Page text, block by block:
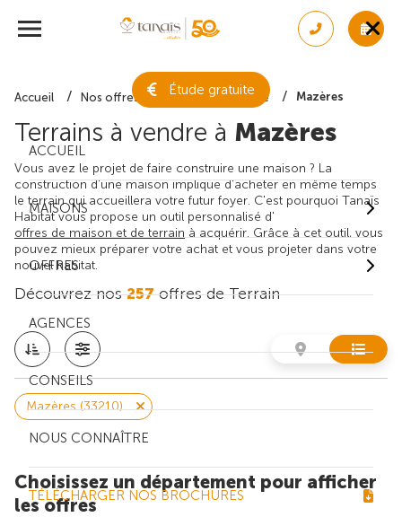
Étude gratuite
ACCUEIL
MAISONS
OFFRES
AGENCES
CONSEILS
NOUS CONNAÎTRE
TÉLÉCHARGER NOS BROCHURES
Accueil Nos offres de terrain Gironde Mazères
Terrains à vendre à Mazères
Vous avez le projet de faire construire une maison ? La
construction d'une maison implique d'acheter en même temps
le terrain qui accueillera votre futur foyer. C'est pourquoi Tanaïs
Habitat vous propose un outil personnalisé d'
offres de maison et de terrain à acquérir. Grâce à cet outil, vous
pouvez mieux préparer votre achat et vous projeter dans votre
nouvel habitat.
Découvrez nos257offres de Terrain
Mazères (33210)
Choisissez un département pour afficher
les offres